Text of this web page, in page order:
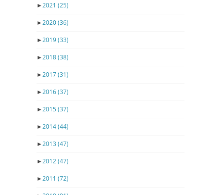
►2021 (25)
►2020(36)
►2019(33)
►2018(38)
►2017(31)
►2016(37)
►2015(37)
►2014(44)
►2013 (47)
►2012(47)
►2011 (72)